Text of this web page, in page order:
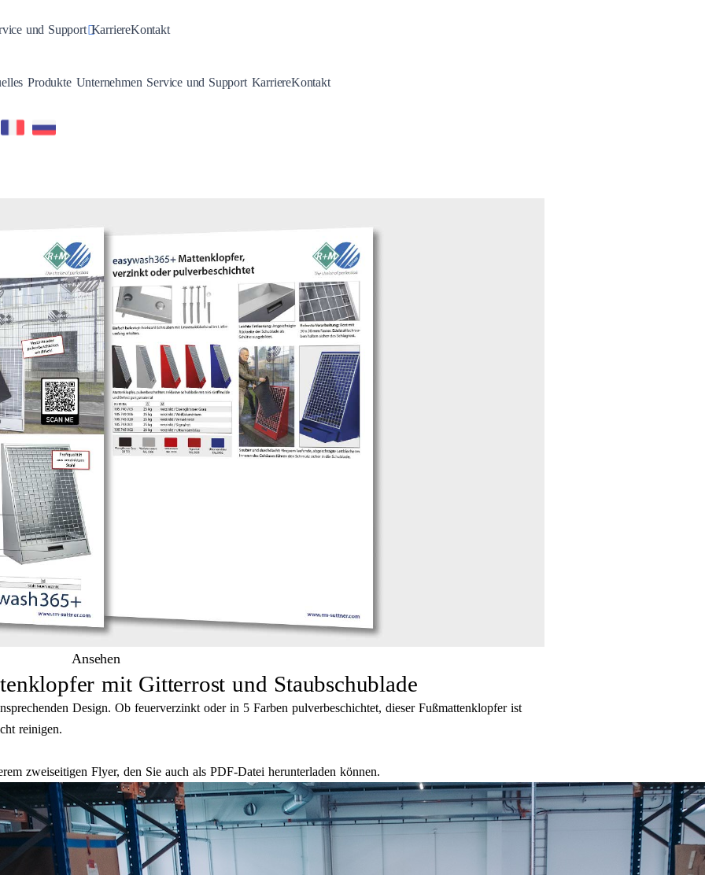
Dropdown
und SupportToggle Dropdown
KarriereKontakt
Toggle Dropdown
ProdukteToggle Dropdown
UnternehmenToggle Dropdown
Service und SupportToggle Dropdown
KarriereKontakt
Ansehen
mit Gitterrost und Staubschublade
Design. Ob feuerverzinkt oder in 5 Farben pulverbeschichtet, dieser Fußmattenklopfer ist
reinigen.
zweiseitigen Flyer, den Sie auch als PDF-Datei herunterladen können.